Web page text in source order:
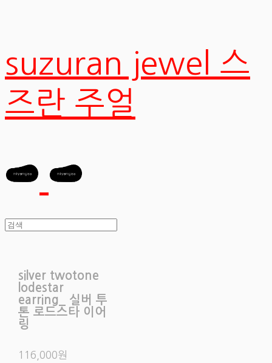
suzuran jewel 스
즈란 주얼
silver twotone
lodestar
earring_ 실버 투
톤 로드스타 이어
링
116,000원